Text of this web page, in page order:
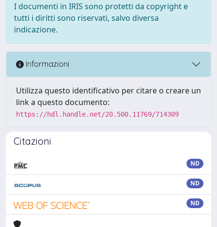
I documenti in IRIS sono protetti da copyright e
tutti i diritti sono riservati, salvo diversa
indicazione.
Informazioni
Utilizza questo identificativo per citare o creare un
link a questo documento:
https://hdl.handle.net/20.500.11769/714309
Citazioni
ND
ND
ND